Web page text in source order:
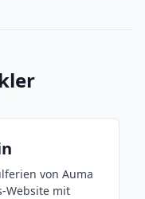
von Auma
Website mit